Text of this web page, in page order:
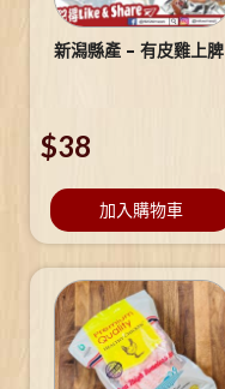
新潟縣產 – 有皮雞上脾
$38
加入購物車